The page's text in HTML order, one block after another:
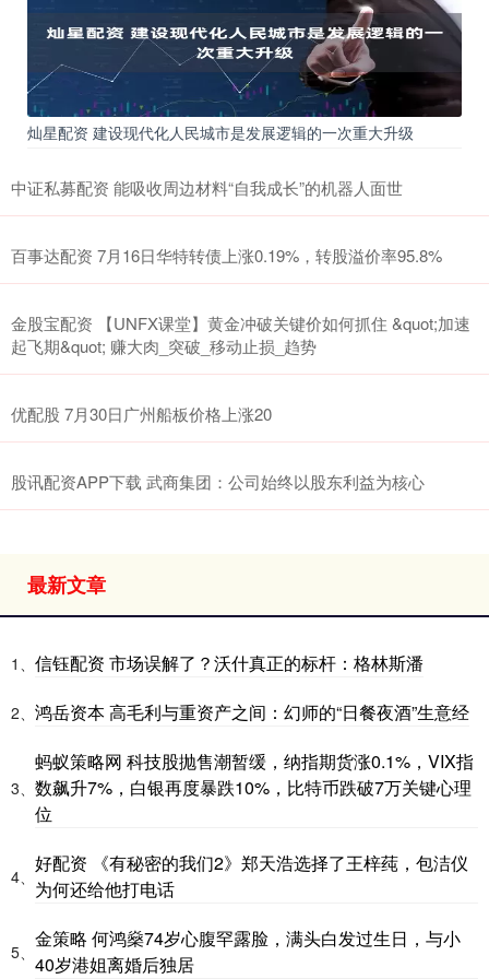
灿星配资 建设现代化人民城市是发展逻辑的一次重大升级
中证私募配资 能吸收周边材料“自我成长”的机器人面世
百事达配资 7月16日华特转债上涨0.19%，转股溢价率95.8%
金股宝配资 【UNFX课堂】黄金冲破关键价如何抓住 &quot;加速
起飞期&quot; 赚大肉_突破_移动止损_趋势
优配股 7月30日广州船板价格上涨20
股讯配资APP下载 武商集团：公司始终以股东利益为核心
最新文章
1、 信钰配资 市场误解了？沃什真正的标杆：格林斯潘
2、 鸿岳资本 高毛利与重资产之间：幻师的“日餐夜酒”生意经
3、
蚂蚁策略网 科技股抛售潮暂缓，纳指期货涨0.1%，VIX指
数飙升7%，白银再度暴跌10%，比特币跌破7万关键心理
位
4、
好配资 《有秘密的我们2》郑天浩选择了王梓莼，包洁仪
为何还给他打电话
5、
金策略 何鸿燊74岁心腹罕露脸，满头白发过生日，与小
40岁港姐离婚后独居